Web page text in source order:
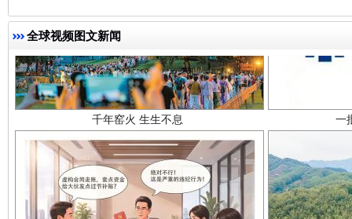
全球视频图文新闻
千年窑火 生生不息